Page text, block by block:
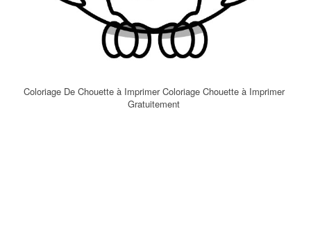
Coloriage De Chouette à Imprimer Coloriage Chouette à Imprimer
Gratuitement